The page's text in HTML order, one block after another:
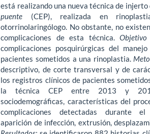
está rea­lizando una nueva técnica de
puente (CEP), realizada en
otorrinolaringólogo. No obstante, no
complicaciones de esta técnica.
complicaciones posquirúrgicas del
pacientes sometidos a una rinoplastia.
descriptivo, de corte transversal y de
los registros clínicos de pacientes
la técnica CEP entre 2013 y
sociodemográficas, características del
complicaciones detectadas durante el
aparición de infección, extrusión,